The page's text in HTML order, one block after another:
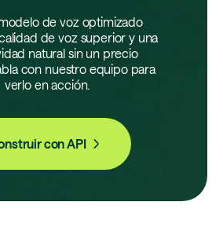
de voz optimizado
de voz superior y una
natural sin un precio
con nuestro equipo para
verlo en acción.
con API